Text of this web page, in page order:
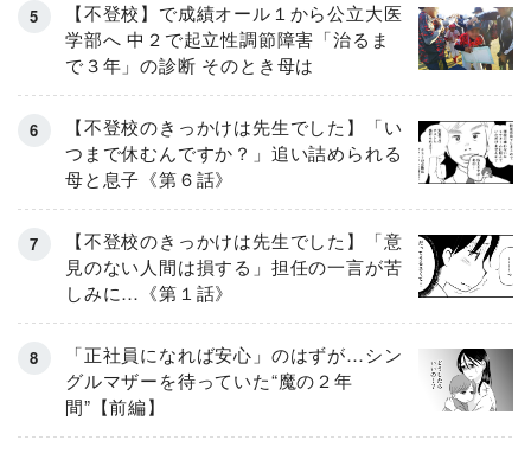
【不登校】で成績オール１から公立大医
学部へ 中２で起立性調節障害「治るま
で３年」の診断 そのとき母は
【不登校のきっかけは先生でした】「い
つまで休むんですか？」追い詰められる
母と息子《第６話》
【不登校のきっかけは先生でした】「意
見のない人間は損する」担任の一言が苦
しみに…《第１話》
「正社員になれば安心」のはずが…シン
グルマザーを待っていた“魔の２年
間”【前編】